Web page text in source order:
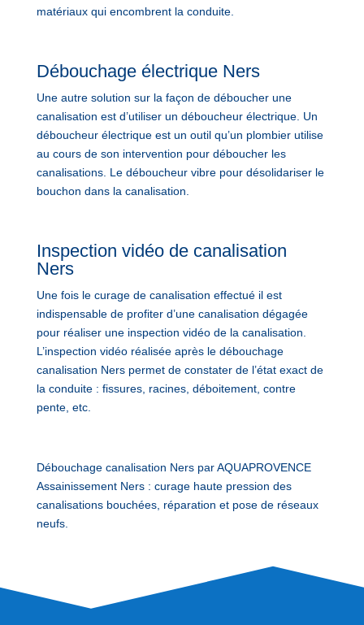
matériaux qui encombrent la conduite.
Débouchage électrique Ners
Une autre solution sur la façon de déboucher une
canalisation est d’utiliser un déboucheur électrique. Un
déboucheur électrique est un outil qu’un plombier utilise
au cours de son intervention pour déboucher les
canalisations. Le déboucheur vibre pour désolidariser le
bouchon dans la canalisation.
Inspection vidéo de canalisation
Ners
Une fois le curage de canalisation effectué il est
indispensable de profiter d’une canalisation dégagée
pour réaliser une inspection vidéo de la canalisation.
L’inspection vidéo réalisée après le débouchage
canalisation Ners permet de constater de l’état exact de
la conduite : fissures, racines, déboitement, contre
pente, etc.
Débouchage canalisation Ners par AQUAPROVENCE
Assainissement Ners : curage haute pression des
canalisations bouchées, réparation et pose de réseaux
neufs.